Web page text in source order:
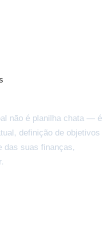
não é planilha chata — é
definição de objetivos
das suas finanças,